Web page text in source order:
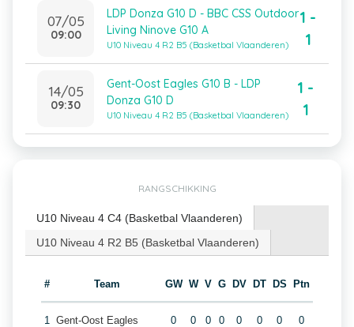
07/05
09:00
LDP Donza G10 D - BBC CSS Outdoor
Living Ninove G10 A
U10 Niveau 4 R2 B5 (Basketbal Vlaanderen)
1 -
1
14/05
09:30
Gent-Oost Eagles G10 B - LDP
Donza G10 D
U10 Niveau 4 R2 B5 (Basketbal Vlaanderen)
1 -
1
RANGSCHIKKING
U10 Niveau 4 C4 (Basketbal Vlaanderen)
U10 Niveau 4 R2 B5 (Basketbal Vlaanderen)
# Team GW W V G DV DT DS Ptn
1 Gent-Oost Eagles
0 0 0 0 0 0 0 0